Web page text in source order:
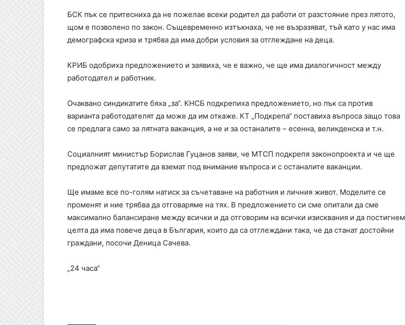
БСК пък се притесниха да не пожелае всеки родител да работи от разстояние през лятото,
щом е позволено по закон. Същевременно изтъкнаха, че не възразяват, тъй като у нас има
демографска криза и трябва да има добри условия за отглеждане на деца.
КРИБ одобриха предложението и заявиха, че е важно, че ще има диалогичност между
работодател и работник.
Очаквано синдикатите бяха „за“. КНСБ подкрепиха предложението, но пък са против
варианта работодателят да може да им откаже. КТ „Подкрепа“ поставиха въпроса защо това
се предлага само за лятната ваканция, а не и за останалите – есенна, великденска и т.н.
Социалният министър Борислав Гуцанов заяви, че МТСП подкрепя законопроекта и че ще
предложат депутатите да вземат под внимание въпроса и с останалите ваканции.
Ще имаме все по-голям натиск за съчетаване на работния и личния живот. Моделите се
променят и ние трябва да отговаряме на тях. В предложението си сме опитали да сме
максимално балансиране между всички и да отговорим на всички изисквания и да постигнем
целта да има повече деца в България, които да са отглеждани така, че да станат достойни
граждани, посочи Деница Сачева.
„24 часа“